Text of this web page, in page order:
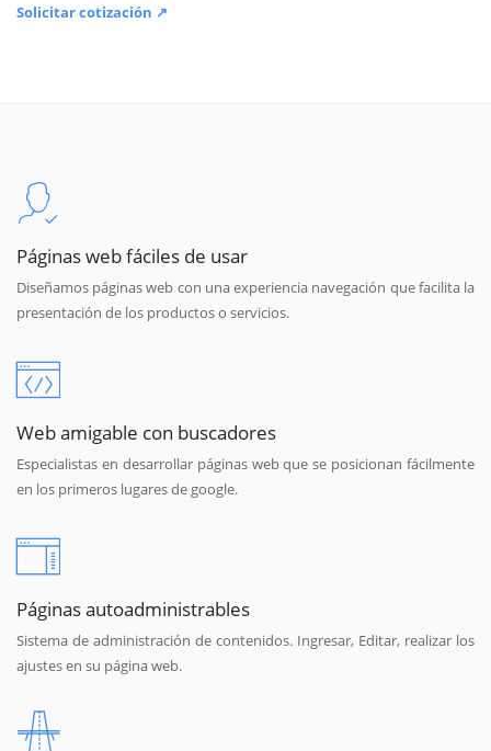
Solicitar cotización ↗
Páginas web fáciles de usar
Diseñamos páginas web con una experiencia navegación que facilita la
presentación de los productos o servicios.
Web amigable con buscadores
Especialistas en desarrollar páginas web que se posicionan fácilmente
en los primeros lugares de google.
Páginas autoadministrables
Sistema de administración de contenidos. Ingresar, Editar, realizar los
ajustes en su página web.